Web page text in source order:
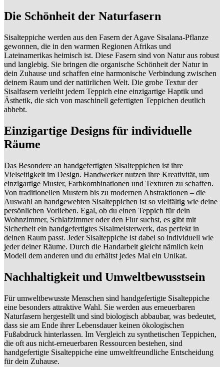
Die Schönheit der Naturfasern
Sisalteppiche werden aus den Fasern der Agave Sisalana-Pflanze
gewonnen, die in den warmen Regionen Afrikas und
Lateinamerikas heimisch ist. Diese Fasern sind von Natur aus robust
und langlebig. Sie bringen die organische Schönheit der Natur in
dein Zuhause und schaffen eine harmonische Verbindung zwischen
deinem Raum und der natürlichen Welt. Die grobe Textur der
Sisalfasern verleiht jedem Teppich eine einzigartige Haptik und
Ästhetik, die sich von maschinell gefertigten Teppichen deutlich
abhebt.
Einzigartige Designs für individuelle
Räume
Das Besondere an handgefertigten Sisalteppichen ist ihre
Vielseitigkeit im Design. Handwerker nutzen ihre Kreativität, um
einzigartige Muster, Farbkombinationen und Texturen zu schaffen.
Von traditionellen Mustern bis zu modernen Abstraktionen – die
Auswahl an handgewebten Sisalteppichen ist so vielfältig wie deine
persönlichen Vorlieben. Egal, ob du einen Teppich für dein
Wohnzimmer, Schlafzimmer oder den Flur suchst, es gibt mit
Sicherheit ein handgefertigtes Sisalmeisterwerk, das perfekt in
deinen Raum passt. Jeder Sisalteppiche ist dabei so individuell wie
jeder deiner Räume. Durch die Handarbeit gleicht nämlich kein
Modell dem anderen und du erhältst jedes Mal ein Unikat.
Nachhaltigkeit und Umweltbewusstsein
Für umweltbewusste Menschen sind handgefertigte Sisalteppiche
eine besonders attraktive Wahl. Sie werden aus erneuerbaren
Naturfasern hergestellt und sind biologisch abbaubar, was bedeutet,
dass sie am Ende ihrer Lebensdauer keinen ökologischen
Fußabdruck hinterlassen. Im Vergleich zu synthetischen Teppichen,
die oft aus nicht-erneuerbaren Ressourcen bestehen, sind
handgefertigte Sisalteppiche eine umweltfreundliche Entscheidung
für dein Zuhause.